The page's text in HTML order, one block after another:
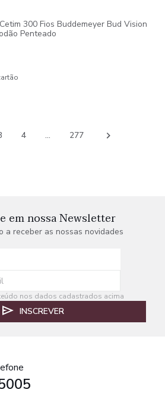
300 Fios Buddemeyer Bud Vision
Penteado
4 ... 277
em nossa Newsletter
a receber as nossas novidades
nos dados cadastrados acima
INSCREVER